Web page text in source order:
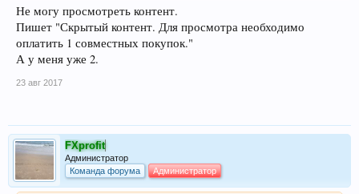
Не могу просмотреть контент.
Пишет "Скрытый контент. Для просмотра необходимо
оплатить 1 совместных покупок."
А у меня уже 2.
23 авг 2017
FXprofit
Администратор
Команда форума
Администратор